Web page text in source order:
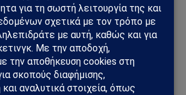
στη γεωπολιτική, τη διεθνή
ζητήματα και τις διεθνείς εξελίξεις
Ελλάδα και τον ευρύτερο ελληνισμό.